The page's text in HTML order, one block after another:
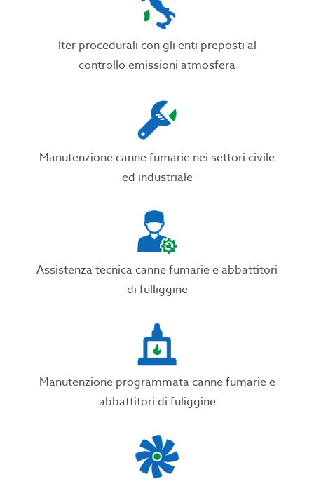
Iter procedurali con gli enti preposti al
controllo emissioni atmosfera
Manutenzione canne fumarie nei settori civile
ed industriale
Assistenza tecnica canne fumarie e abbattitori
di fulliggine
Manutenzione programmata canne fumarie e
abbattitori di fuliggine